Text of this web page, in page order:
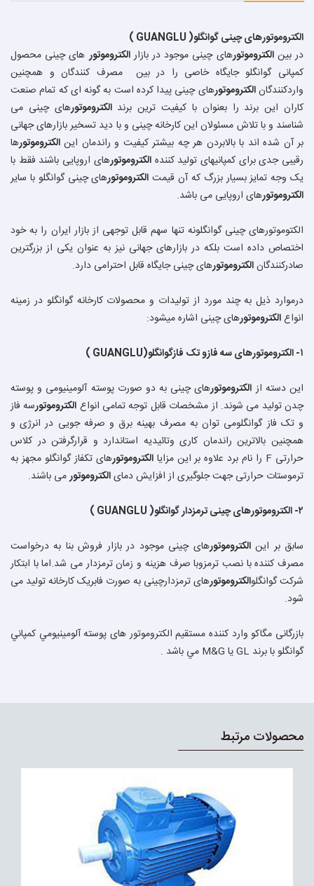
الکتروموتورهای چینی گوانگلو( GUANGLU )
در بینالکتروموتورهای چینی موجود در بازارالکتروموتور های چینی محصول
کمپانی گوانگلو جایگاه خاصی را در بین مصرف کنندگان و همچنین
واردکنندگانالکتروموتورهای چینی پیدا کرده است به گونه ای که تمام صنعت
کاران این برند را بعنوان با کیفیت ترین برندالکتروموتورهای چینی می
شناسند و با تلاش مسئولان این کارخانه چینی و با دید تسخیر بازارهای جهانی
بر آن شده اند با بالابردن هر چه بیشتر کیفیت و راندمان این الکتروموتورها
رقیبی جدی برای کمپانیهای تولید کنندهالکتروموتورهای اروپایی باشند فقط با
یک وجه تمایز بسیار بزرگ که آن قیمت الکتروموتورهای چینی گوانگلو با سایر
الکتروموتورهای اروپایی می باشد.
الکتوموتورهای چینی گوانگلونه تنها سهم قابل توجهی از بازار ایران را به خود
اختصاص داده است بلکه در بازارهای جهانی نیز به عنوان یکی از بزرگترین
صادرکنندگانالکتروموتورهای چینی جایگاه قابل احترامی دارد.
درموارد ذیل به چند مورد از تولیدات و محصولات کارخانه گوانگلو در زمینه
انواعالکتروموتورهای چینی اشاره میشود:
۱- الکتروموتورهای سه فازو تک فازگوانگلو(GUANGLU )
این دسته از الکتروموتورهای چینی به دو صورت پوسته آلومینیومی و پوسته
چدن تولید می شوند. از مشخصات قابل توجه تمامی انواع الکتروموتورسه فاز
و تک فاز گوانگلومی توان به مصرف بهینه برق و صرفه جویی در انرژی و
همچنین بالاترین راندمان کاری وتائیدیه استاندارد و قرارگرفتن در کلاس
حرارتی F را نام برد علاوه بر این مزایا
الکتروموتورهای تکفاز گوانگلو مجهز به
ترموستات حرارتی جهت جلوگیری از افزایش دمایالکتروموتورمی باشند.
۲- الکتروموتورهای چینی ترمزدار گوانگلو( GUANGLU )
سابق بر اینالکتروموتورهای چینی موجود در بازار فروش بنا به درخواست
مصرف کننده با نصب ترمزوبا صرف هزینه و زمان ترمزدار می شد.اما با ابتکار
شرکت گوانگلوالکتروموتورهای ترمزدارچینی به صورت فابریک کارخانه تولید می
شود.
بازرگانى مگاكو وارد كننده مستقيم الكتروموتور هاى پوسته آلومينيومي كمپاني
گوانگلو با برند GL يا M&G مي باشد .
محصولات مرتبط